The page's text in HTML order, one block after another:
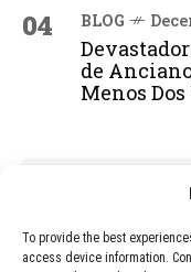
To provide the best
access device information.
04 BLOG
de
Menos